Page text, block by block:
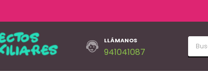
LLÁMANOS
941041087